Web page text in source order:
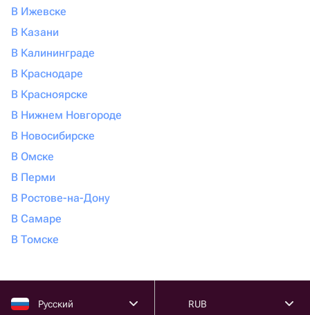
В Ижевске
В Казани
В Калининграде
В Краснодаре
В Красноярске
В Нижнем Новгороде
В Новосибирске
В Омске
В Перми
В Ростове-на-Дону
В Самаре
В Томске
Русский RUB